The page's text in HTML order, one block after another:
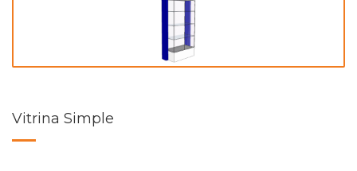
Vitrina Simple